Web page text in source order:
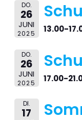
DO.
26
JUNI
2025 13.00-
DO.
26
JUNI
2025 17.00-
DI.
17